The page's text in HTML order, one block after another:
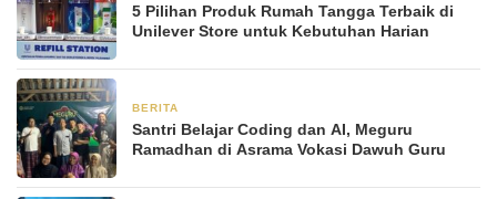
5 Pilihan Produk Rumah Tangga Terbaik di
Unilever Store untuk Kebutuhan Harian
BERITA
Santri Belajar Coding dan AI, Meguru
Ramadhan di Asrama Vokasi Dawuh Guru